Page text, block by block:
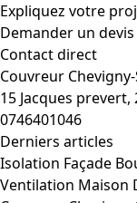
Expliquez votre
Demander un
Contact direct
Couvreur
15 Jacques
0746401046
Derniers articles
Isolation Façade
Ventilation Maison